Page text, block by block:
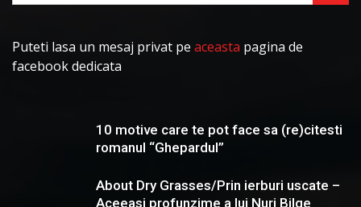
Puteti lasa un mesaj privat pe aceasta pagina de
facebook dedicata
10 motive care te pot face sa (re)citesti
romanul “Ghepardul”
About Dry Grasses/Prin ierburi uscate –
Aceeasi profunzime a lui Nuri Bilge